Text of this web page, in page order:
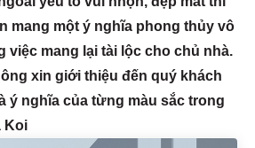
mang một ý nghĩa phong thủy vô
việc mang lại tài lộc cho chủ nhà.
xin giới thiệu đến quý khách
ý nghĩa của từng màu sắc trong
Koi